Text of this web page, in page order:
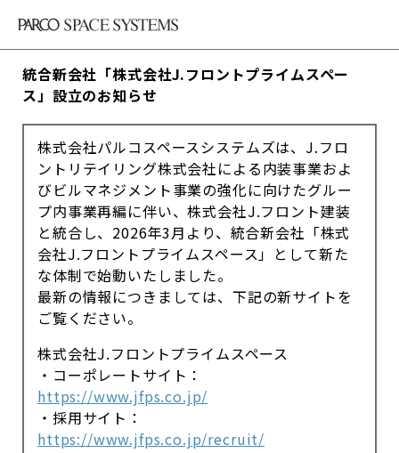
統合新会社「株式会社J.フロントプライムスペー
ス」設立のお知らせ
株式会社パルコスペースシステムズは、J.フロ
ントリテイリング株式会社による内装事業およ
びビルマネジメント事業の強化に向けたグルー
プ内事業再編に伴い、株式会社J.フロント建装
と統合し、2026年3月より、統合新会社「株式
会社J.フロントプライムスペース」として新た
な体制で始動いたしました。
最新の情報につきましては、下記の新サイトを
ご覧ください。
株式会社J.フロントプライムスペース
・コーポレートサイト：
https://www.jfps.co.jp/
・採用サイト：
https://www.jfps.co.jp/recruit/